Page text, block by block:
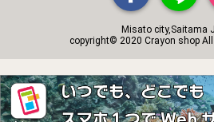
Misato city,Saitama
copyright© 2020 Crayon shop